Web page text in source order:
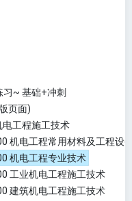
习~ 基础+冲刺
页面)
电工程施工技术
机电工程常用材料及工程设
机电工程专业技术
工业机电工程施工技术
建筑机电工程施工技术